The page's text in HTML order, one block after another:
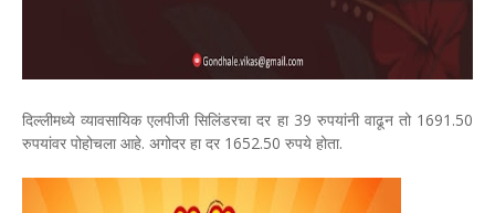
दिल्लीमध्ये व्यावसायिक एलपीजी सिलिंडरचा दर हा 39 रुपयांनी वाढून तो 1691.50
रुपयांवर पोहोचला आहे. अगोदर हा दर 1652.50 रुपये होता.